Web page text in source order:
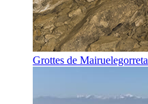
Grottes de Mairuelegorreta